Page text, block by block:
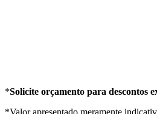
*Solicite orçamento para descontos
*Valor apresentado meramente